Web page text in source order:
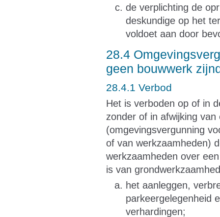
de verplichting de
deskundige op het
voldoet aan door
28.4
geen bouwwerk
28.4.1 Verbod
Het is verboden op of in
zonder of in afwijking
(omgevingsvergunning
of van werkzaamheden)
werkzaamheden over
is van
het aanleggen,
parkeergelegenheid
verhardingen;